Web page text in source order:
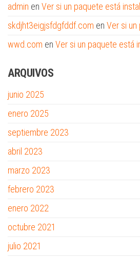
admin en Ver si un paquete está
skdjht3eigjsfdgfddf.com en Ver si un
wwd.com en Ver si un paquete está
ARQUIVOS
junio 2025
enero 2025
septiembre 2023
abril 2023
marzo 2023
febrero 2023
enero 2022
octubre 2021
julio 2021